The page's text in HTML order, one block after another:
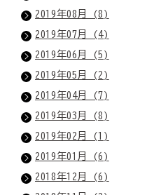
2019年08月 (8)
2019年07月 (4)
2019年06月 (5)
2019年05月 (2)
2019年04月 (7)
2019年03月 (8)
2019年02月 (1)
2019年01月 (6)
2018年12月 (6)